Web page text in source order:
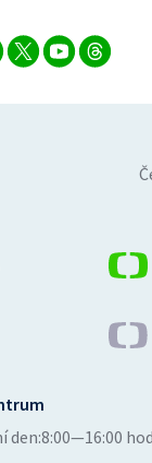
den:8:00—16:00